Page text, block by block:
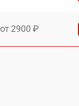
от 2900 ₽